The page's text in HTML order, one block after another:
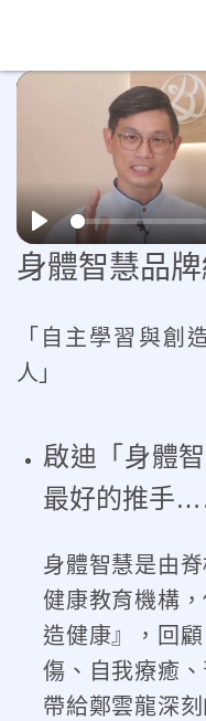
身體智慧品
「自主學習與創
人」
啟迪「身體
最好的推手
身體智慧是由
健康教育機構
造健康』，回
傷、自我療癒
帶給鄭雲龍深